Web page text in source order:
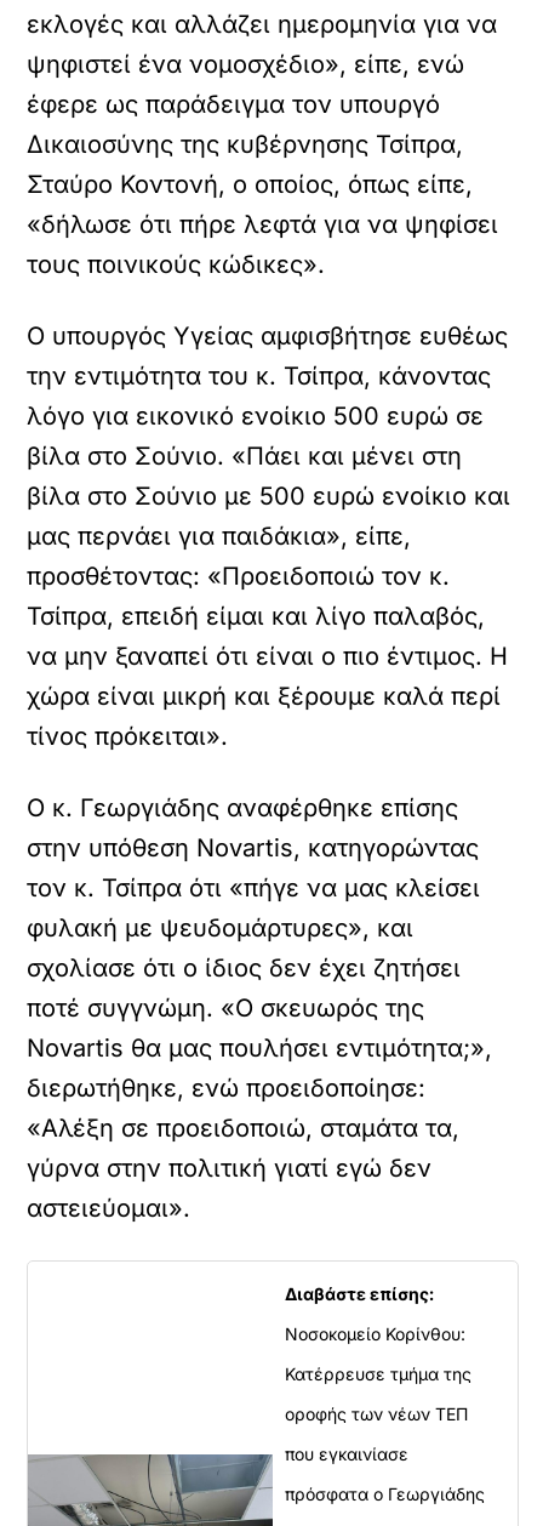
εκλογές και αλλάζει ημερομηνία για να
ψηφιστεί ένα νομοσχέδιο», είπε, ενώ
έφερε ως παράδειγμα τον υπουργό
Δικαιοσύνης της κυβέρνησης Τσίπρα,
Σταύρο Κοντονή, ο οποίος, όπως είπε,
«δήλωσε ότι πήρε λεφτά για να ψηφίσει
τους ποινικούς κώδικες».
Ο υπουργός Υγείας αμφισβήτησε ευθέως
την εντιμότητα του κ. Τσίπρα, κάνοντας
λόγο για εικονικό ενοίκιο 500 ευρώ σε
βίλα στο Σούνιο. «Πάει και μένει στη
βίλα στο Σούνιο με 500 ευρώ ενοίκιο και
μας περνάει για παιδάκια», είπε,
προσθέτοντας: «Προειδοποιώ τον κ.
Τσίπρα, επειδή είμαι και λίγο παλαβός,
να μην ξαναπεί ότι είναι ο πιο έντιμος. Η
χώρα είναι μικρή και ξέρουμε καλά περί
τίνος πρόκειται».
Ο κ. Γεωργιάδης αναφέρθηκε επίσης
στην υπόθεση Novartis, κατηγορώντας
τον κ. Τσίπρα ότι «πήγε να μας κλείσει
φυλακή με ψευδομάρτυρες», και
σχολίασε ότι ο ίδιος δεν έχει ζητήσει
ποτέ συγγνώμη. «Ο σκευωρός της
Novartis θα μας πουλήσει εντιμότητα;»,
διερωτήθηκε, ενώ προειδοποίησε:
«Αλέξη σε προειδοποιώ, σταμάτα τα,
γύρνα στην πολιτική γιατί εγώ δεν
αστειεύομαι».
Διαβάστε επίσης:
Νοσοκομείο Κορίνθου:
Κατέρρευσε τμήμα της
οροφής των νέων ΤΕΠ
που εγκαινίασε
πρόσφατα ο Γεωργιάδης